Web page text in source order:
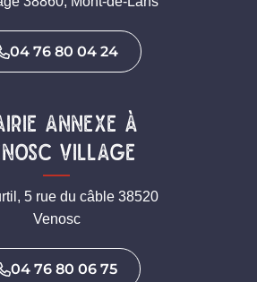
04 76 80 04 24
annexe à
village
5 rue du câble 38520
Venosc
04 76 80 06 75